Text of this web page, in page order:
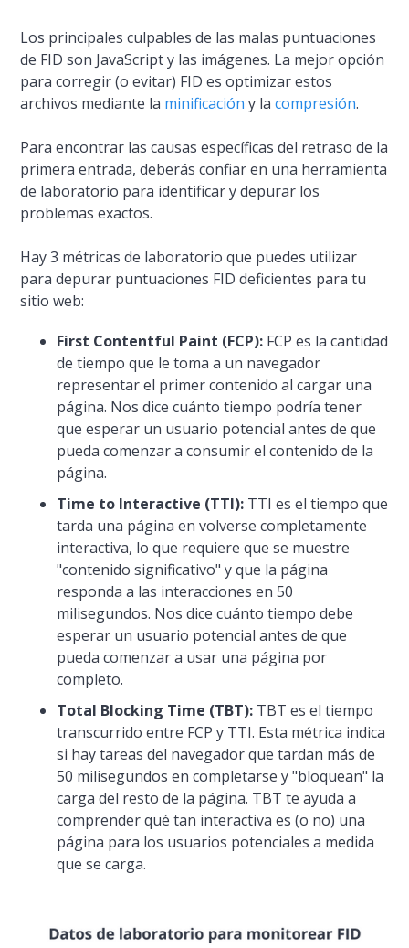
Los principales culpables de las malas puntuaciones
de FID son JavaScript y las imágenes. La mejor opción
para corregir (o evitar) FID es optimizar estos
archivos mediante la minificación y lacompresión.
Para encontrar las causas específicas del retraso de la
primera entrada, deberás confiar en una herramienta
de laboratorio para identificar y depurar los
problemas exactos.
Hay 3 métricas de laboratorio que puedes utilizar
para depurar puntuaciones FID deficientes para tu
sitio web:
First Contentful Paint (FCP): FCP es la cantidad
de tiempo que le toma a un navegador
representar el primer contenido al cargar una
página. Nos dice cuánto tiempo podría tener
que esperar un usuario potencial antes de que
pueda comenzar a consumir el contenido de la
página.
Time to Interactive (TTI): TTI es el tiempo que
tarda una página en volverse completamente
interactiva, lo que requiere que se muestre
"contenido significativo" y que la página
responda a las interacciones en 50
milisegundos. Nos dice cuánto tiempo debe
esperar un usuario potencial antes de que
pueda comenzar a usar una página por
completo.
Total Blocking Time (TBT): TBT es el tiempo
transcurrido entre FCP y TTI. Esta métrica indica
si hay tareas del navegador que tardan más de
50 milisegundos en completarse y "bloquean" la
carga del resto de la página. TBT te ayuda a
comprender qué tan interactiva es (o no) una
página para los usuarios potenciales a medida
que se carga.